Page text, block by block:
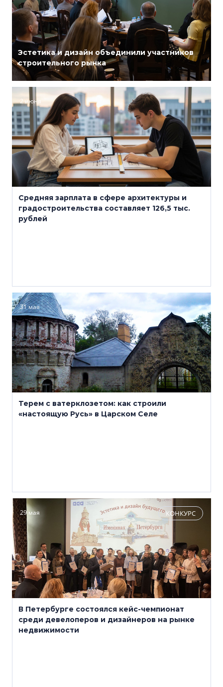
Эстетика и дизайн объединили участников
строительного рынка
2 июня
Средняя зарплата в сфере архитектуры и
градостроительства составляет 126,5 тыс.
рублей
31 мая
Терем с ватерклозетом: как строили
«настоящую Русь» в Царском Селе
29 мая КОНКУРС
В Петербурге состоялся кейс-чемпионат
среди девелоперов и дизайнеров на рынке
недвижимости